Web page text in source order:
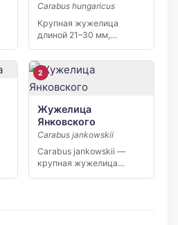
Carabus hungaricus
Крупная жужелица
длиной 21–30 мм,
Переднеспинка широкая,
без […]
2
Жужелица
Янковского
Carabus jankowskii
Carabus jankowskii —
крупная жужелица